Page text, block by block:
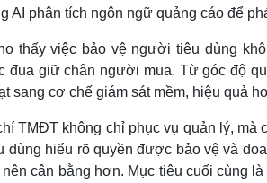
AI phân tích ngôn ngữ quảng cáo để
thấy việc bảo vệ người tiêu dùng
đua giữ chân người mua. Từ góc độ
sang cơ chế giám sát mềm, hiệu quả
TMĐT không chỉ phục vụ quản lý, mà
dùng hiểu rõ quyền được bảo vệ và
cân bằng hơn. Mục tiêu cuối cùng